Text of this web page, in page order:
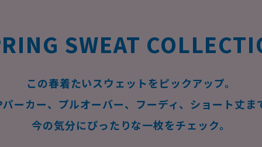
SWEAT
この春着たいスウェットをピックアップ。
ーカー、プルオーバー、 フーディ、ショート丈ま
今の気分にぴったりな一枚をチェック。